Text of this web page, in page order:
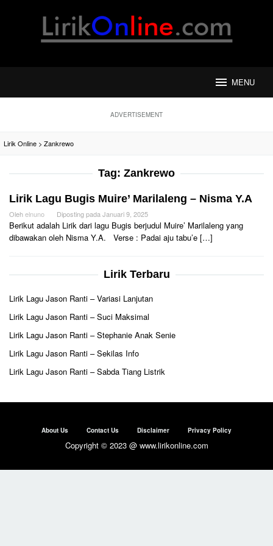
MENU
ADVERTISEMENT
Lirik Online > Zankrewo
Tag: Zankrewo
Lirik Lagu Bugis Muire’ Marilaleng – Nisma Y.A
Olehelnuno Diposting pada Januari 9, 2025
Berikut adalah Lirik dari lagu Bugis berjudul Muire’ Marilaleng yang
dibawakan oleh Nisma Y.A. Verse : Padai aju tabu’e […]
Lirik Terbaru
Lirik Lagu Jason Ranti – Variasi Lanjutan
Lirik Lagu Jason Ranti – Suci Maksimal
Lirik Lagu Jason Ranti – Stephanie Anak Senie
Lirik Lagu Jason Ranti – Sekilas Info
Lirik Lagu Jason Ranti – Sabda Tiang Listrik
About Us Contact Us Disclaimer Privacy Policy
Copyright © 2023 @ www.lirikonline.com